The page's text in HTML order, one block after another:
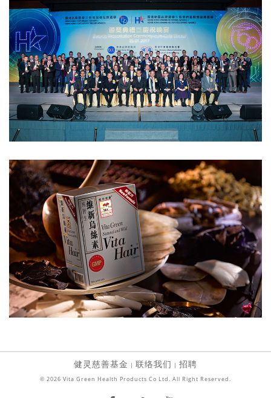
健灵慈善基金 | 联络我们 | 招聘
© 2026 Vita Green Health Products Co Ltd. All Right Reserved.